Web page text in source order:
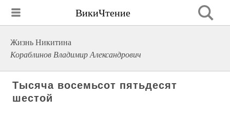
ВикиЧтение
Жизнь Никитина
Кораблинов Владимир Александрович
Тысяча восемьсот пятьдесят
шестой